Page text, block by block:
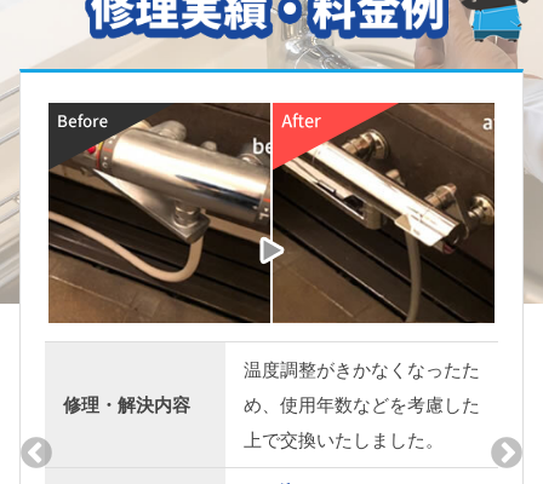
を考慮した
した。
修理・解決内容
水漏れをしていた
しめて、ご相談の
たしました。